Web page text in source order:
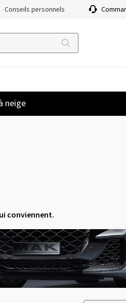
Conseils personnels
neige
conviennent.